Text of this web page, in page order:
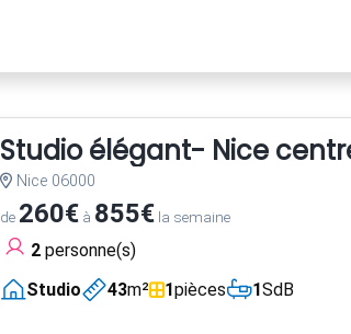
Studio élégant- Nice
Nice 06000
de 260€à 855€la semaine
2personne(s)
Studio
43m² 1pièces 1SdB